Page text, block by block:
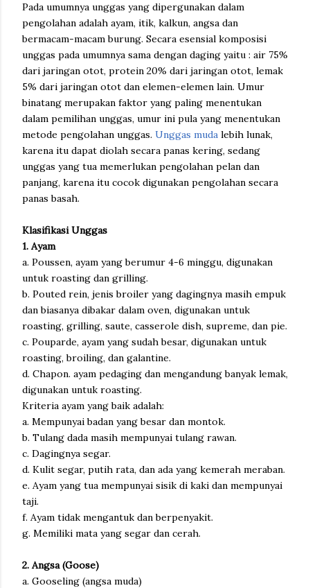
Pada umumnya unggas yang dipergunakan dalam
pengolahan adalah ayam, itik, kalkun, angsa dan
bermacam-macam burung. Secara esensial komposisi
unggas pada umumnya sama dengan daging yaitu : air 75%
dari jaringan otot, protein 20% dari jaringan otot, lemak
5% dari jaringan otot dan elemen-elemen lain. Umur
binatang merupakan faktor yang paling menentukan
dalam pemilihan unggas, umur ini pula yang menentukan
metode pengolahan unggas. Unggas muda lebih lunak,
karena itu dapat diolah secara panas kering, sedang
unggas yang tua memerlukan pengolahan pelan dan
panjang, karena itu cocok digunakan pengolahan secara
panas basah.
Klasifikasi Unggas
1. Ayam
a. Poussen, ayam yang berumur 4-6 minggu, digunakan
untuk roasting dan grilling.
b. Pouted rein, jenis broiler yang dagingnya masih empuk
dan biasanya dibakar dalam oven, digunakan untuk
roasting, grilling, saute, casserole dish, supreme, dan pie.
c. Pouparde, ayam yang sudah besar, digunakan untuk
roasting, broiling, dan galantine.
d. Chapon. ayam pedaging dan mengandung banyak lemak,
digunakan untuk roasting.
Kriteria ayam yang baik adalah:
a. Mempunyai badan yang besar dan montok.
b. Tulang dada masih mempunyai tulang rawan.
c. Dagingnya segar.
d. Kulit segar, putih rata, dan ada yang kemerah meraban.
e. Ayam yang tua mempunyai sisik di kaki dan mempunyai
taji.
f. Ayam tidak mengantuk dan berpenyakit.
g. Memiliki mata yang segar dan cerah.
2. Angsa (Goose)
a. Gooseling (angsa muda)